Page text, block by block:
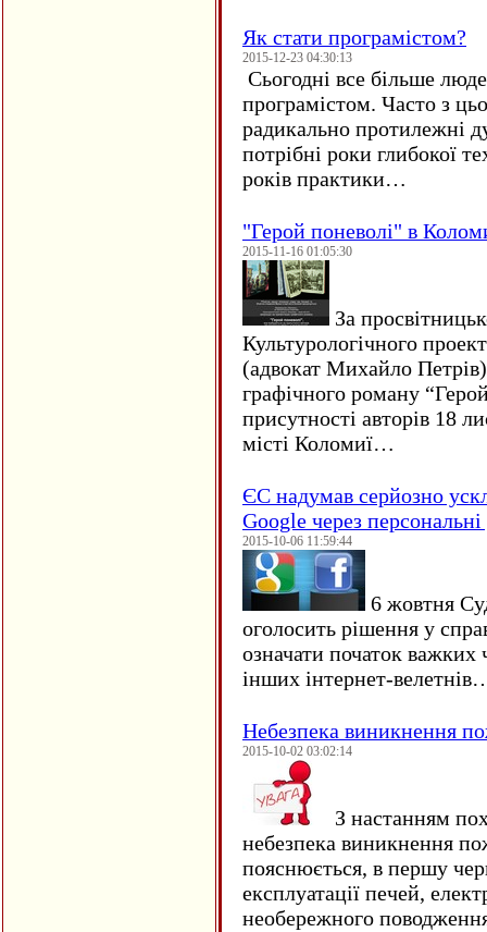
Як стати програмістом?
2015-12-23 04:30:13
Сьогодні все більше
програмістом. Часто з
радикально протилежні
потрібні роки глибокої
років практики…
"Герой поневолі" в
2015-11-16 01:05:30
За
Культурологічного
(адвокат Михайло
графічного роману
присутності авторів 18
місті Коломиї…
ЄC надумав серйозно
Google через персональні
2015-10-06 11:59:44
6 жовтня
оголосить рішення у
означати початок важких
інших інтернет-
Небезпека виникнення
2015-10-02 03:02:14
З настанням
небезпека виникнення
пояснюється, в першу
експлуатації печей,
необережного